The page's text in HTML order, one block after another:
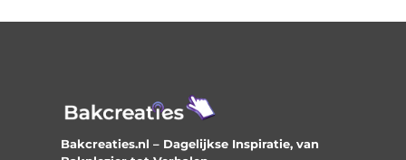
Bakcreaties.nl – Dagelijkse Inspiratie, van